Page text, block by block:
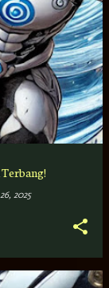
Terbang!
2025